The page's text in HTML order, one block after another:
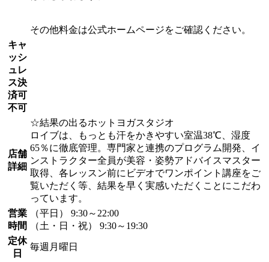
その他料金は公式ホームページをご確認ください。
キャ
ッシ
ュレ
ス決
済可
不可
店舗
詳細
☆結果の出るホットヨガスタジオ
ロイブは、もっとも汗をかきやすい室温38℃、湿度
65％に徹底管理。専門家と連携のプログラム開発、イ
ンストラクター全員が美容・姿勢アドバイスマスター
取得、各レッスン前にビデオでワンポイント講座をご
覧いただく等、結果を早く実感いただくことにこだわ
っています。
営業
時間
（平日） 9:30～22:00
（土・日・祝） 9:30～19:30
定休
日
毎週月曜日